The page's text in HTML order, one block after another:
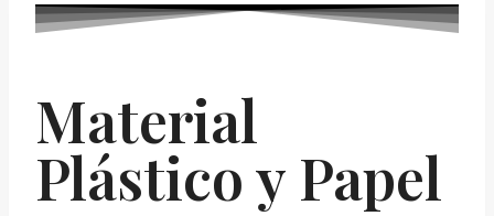
Material
Plástico y Papel